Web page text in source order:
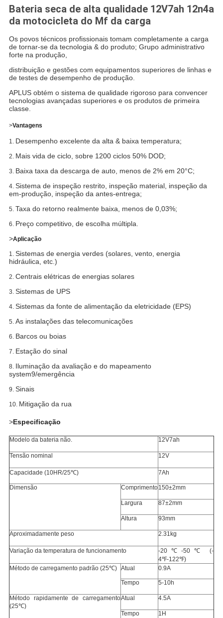
Bateria seca de alta qualidade 12V7ah 12n4a
da motocicleta do Mf da carga
Os povos técnicos profissionais tomam completamente a carga
de tornar-se da tecnologia & do produto; Grupo administrativo
forte na produção,
distribuição e gestões com equipamentos superiores de linhas e
de testes de desempenho de produção.
APLUS obtém o sistema de qualidade rigoroso para convencer
tecnologias avançadas superiores e os produtos de primeira
classe.
>Vantagens
1. Desempenho excelente da alta & baixa temperatura;
2. Mais vida de ciclo, sobre 1200 ciclos 50% DOD;
3. Baixa taxa da descarga de auto, menos de 2% em 20°C;
4. Sistema de inspeção restrito, inspeção material, inspeção da
em-produção, inspeção da antes-entrega;
5. Taxa do retorno realmente baixa, menos de 0,03%;
6. Preço competitivo, de escolha múltipla.
>Aplicação
1. Sistemas de energia verdes (solares, vento, energia
hidráulica, etc.)
2. Centrais elétricas de energias solares
3. Sistemas de UPS
4. Sistemas da fonte de alimentação da eletricidade (EPS)
5. As instalações das telecomunicações
6. Barcos ou boias
7. Estação do sinal
8. Iluminação da avaliação e do mapeamento
system9/emergência
9. Sinais
10. Mitigação da rua
>Especificação
Modelo da bateria não. 12V7ah
Tensão nominal 12V
Capacidade (10HR/25℃) 7Ah
Dimensão Comprimento150±2mm
Largura 87±2mm
Altura 93mm
Aproximadamente peso 2.31kg
Variação da temperatura de funcionamento
-20℃-50℃ (-
4℉-122℉)
Método de carregamento padrão (25℃) Atual 0.9A
Tempo 5-10h
Método rapidamente de carregamento
(25℃)
Atual 4.5A
Tempo 1H